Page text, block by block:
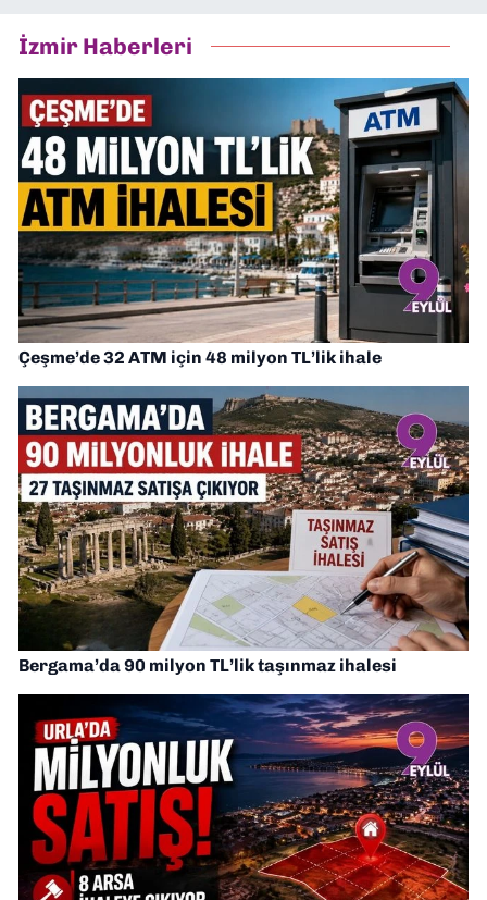
İzmir Haberleri
Çeşme’de 32 ATM için 48 milyon TL’lik ihale
Bergama’da 90 milyon TL’lik taşınmaz ihalesi